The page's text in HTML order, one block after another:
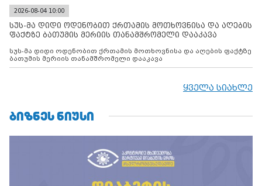
2026-08-04 10:00
სუს-მა დიდი ოდენობით ქრთამის მოთხოვნისა და აღების
ფაქტზე ბათუმის მერიის თანამშრომელი დააკავა
სუს-მა დიდი ოდენობით ქრთამის მოთხოვნისა და აღების ფაქტზე
ბათუმის მერიის თანამშრომელი დააკავა
ყველა სიახლე
ᲑᲘᲖᲜᲔᲡ ᲜᲘᲣᲡᲘ